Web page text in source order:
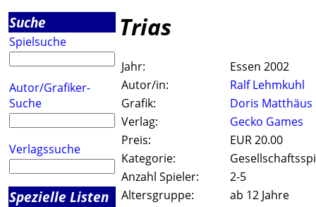
Suche
Spielsuche
Autor/Grafiker-
Suche
Verlagssuche
Spezielle Listen
Trias
Jahr:
Essen 2002
Autor/in:
Ralf Lehmkuhl
Grafik:
Doris Matthäus
Verlag:
Gecko Games
Preis:
EUR 20.00
Kategorie:
Anzahl Spieler:
2-5
Altersgruppe:
ab 12 Jahre